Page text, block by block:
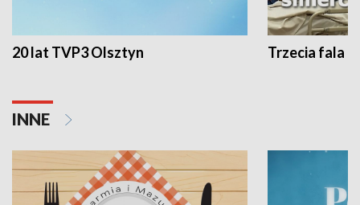
20 lat TVP3 Olsztyn Trzecia fala -
INNE